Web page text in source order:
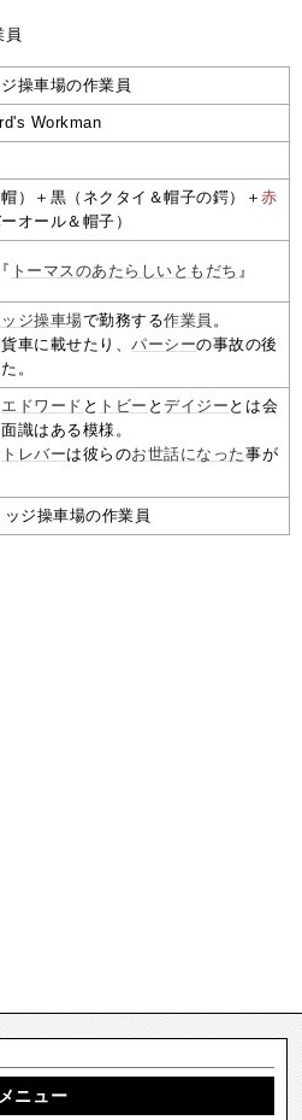
操車場の作業員
Workman
）＋ 黒 （ネクタイ＆帽子の鍔）＋赤
ーオール＆帽子）
『 トーマスのあたらしいともだち 』
ジ操車場で勤務する作業員 。
貨車に載せたり、パーシーの事故の後
。
エドワード と トビー とデイジー とは会
識はある模様。
トレバーは彼らのお世話に なった事が
メニュー